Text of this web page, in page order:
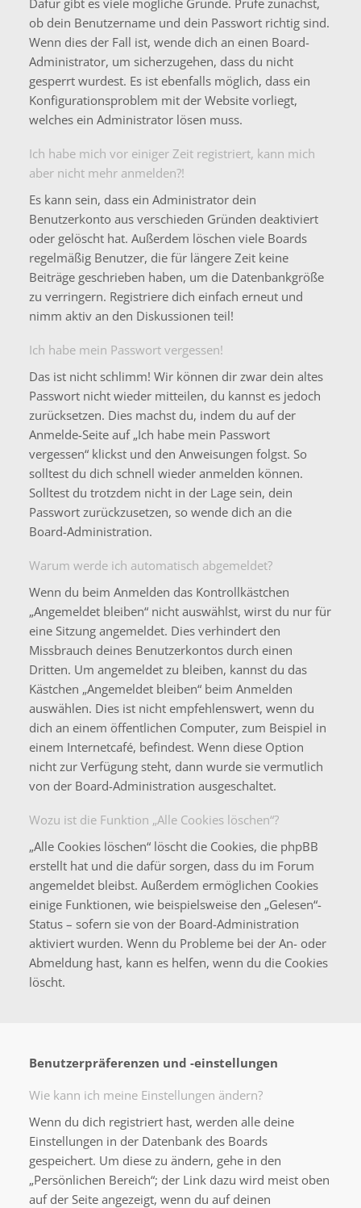
Dafür gibt es viele mögliche Gründe. Prüfe zunächst,
ob dein Benutzername und dein Passwort richtig sind.
Wenn dies der Fall ist, wende dich an einen Board-
Administrator, um sicherzugehen, dass du nicht
gesperrt wurdest. Es ist ebenfalls möglich, dass ein
Konfigurationsproblem mit der Website vorliegt,
welches ein Administrator lösen muss.
Ich habe mich vor einiger Zeit registriert, kann mich
aber nicht mehr anmelden?!
Es kann sein, dass ein Administrator dein
Benutzerkonto aus verschieden Gründen deaktiviert
oder gelöscht hat. Außerdem löschen viele Boards
regelmäßig Benutzer, die für längere Zeit keine
Beiträge geschrieben haben, um die Datenbankgröße
zu verringern. Registriere dich einfach erneut und
nimm aktiv an den Diskussionen teil!
Ich habe mein Passwort vergessen!
Das ist nicht schlimm! Wir können dir zwar dein altes
Passwort nicht wieder mitteilen, du kannst es jedoch
zurücksetzen. Dies machst du, indem du auf der
Anmelde-Seite auf „Ich habe mein Passwort
vergessen“ klickst und den Anweisungen folgst. So
solltest du dich schnell wieder anmelden können.
Solltest du trotzdem nicht in der Lage sein, dein
Passwort zurückzusetzen, so wende dich an die
Board-Administration.
Warum werde ich automatisch abgemeldet?
Wenn du beim Anmelden das Kontrollkästchen
„Angemeldet bleiben“ nicht auswählst, wirst du nur für
eine Sitzung angemeldet. Dies verhindert den
Missbrauch deines Benutzerkontos durch einen
Dritten. Um angemeldet zu bleiben, kannst du das
Kästchen „Angemeldet bleiben“ beim Anmelden
auswählen. Dies ist nicht empfehlenswert, wenn du
dich an einem öffentlichen Computer, zum Beispiel in
einem Internetcafé, befindest. Wenn diese Option
nicht zur Verfügung steht, dann wurde sie vermutlich
von der Board-Administration ausgeschaltet.
Wozu ist die Funktion „Alle Cookies löschen“?
„Alle Cookies löschen“ löscht die Cookies, die phpBB
erstellt hat und die dafür sorgen, dass du im Forum
angemeldet bleibst. Außerdem ermöglichen Cookies
einige Funktionen, wie beispielsweise den „Gelesen“-
Status – sofern sie von der Board-Administration
aktiviert wurden. Wenn du Probleme bei der An- oder
Abmeldung hast, kann es helfen, wenn du die Cookies
löscht.
Benutzerpräferenzen und -einstellungen
Wie kann ich meine Einstellungen ändern?
Wenn du dich registriert hast, werden alle deine
Einstellungen in der Datenbank des Boards
gespeichert. Um diese zu ändern, gehe in den
„Persönlichen Bereich“; der Link dazu wird meist oben
auf der Seite angezeigt, wenn du auf deinen